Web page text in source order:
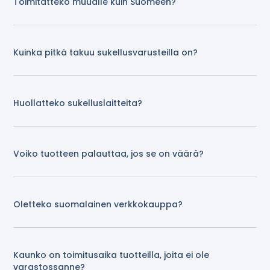
Kuinka pitkä takuu sukellusvarusteilla on?
Huollatteko sukelluslaitteita?
Voiko tuotteen palauttaa, jos se on väärä?
Oletteko suomalainen verkkokauppa?
Kaunko on toimitusaika tuotteilla, joita ei ole
varastossanne?